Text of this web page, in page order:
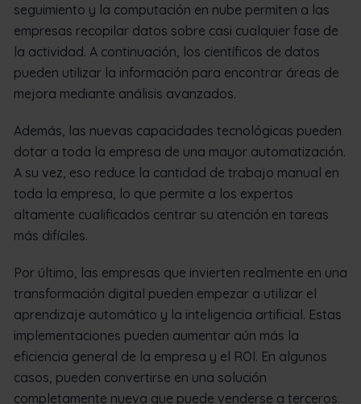
seguimiento y la computación en nube permiten a las
empresas recopilar datos sobre casi cualquier fase de
la actividad. A continuación, los científicos de datos
pueden utilizar la información para encontrar áreas de
mejora mediante análisis avanzados.
Además, las nuevas capacidades tecnológicas pueden
dotar a toda la empresa de una mayor automatización.
A su vez, eso reduce la cantidad de trabajo manual en
toda la empresa, lo que permite a los expertos
altamente cualificados centrar su atención en tareas
más difíciles.
Por último, las empresas que invierten realmente en una
transformación digital pueden empezar a utilizar el
aprendizaje automático y la inteligencia artificial. Estas
implementaciones pueden aumentar aún más la
eficiencia general de la empresa y el ROI. En algunos
casos, pueden convertirse en una solución
completamente nueva que puede venderse a terceros.